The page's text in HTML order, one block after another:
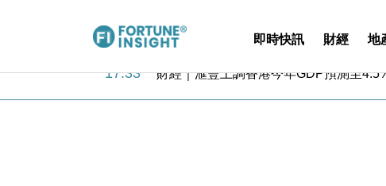
即時快訊 財經 地
18:31 財經｜華僑銀行上半年淨利創新高 中
16:47 本地｜假冒內地執法人員要求交「保證
16:05 財經｜日經失守6.5萬點後回穩 全周仍升